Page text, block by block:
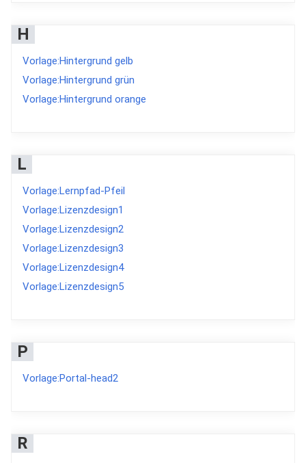
H
Vorlage:Hintergrund gelb
Vorlage:Hintergrund grün
Vorlage:Hintergrund orange
L
Vorlage:Lernpfad-Pfeil
Vorlage:Lizenzdesign1
Vorlage:Lizenzdesign2
Vorlage:Lizenzdesign3
Vorlage:Lizenzdesign4
Vorlage:Lizenzdesign5
P
Vorlage:Portal-head2
R